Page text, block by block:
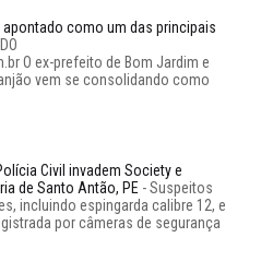
como um das principais
O ex-prefeito de Bom Jardim e
vem se consolidando como
Civil invadem Society e
de Santo Antão, PE -Suspeitos
incluindo espingarda calibre 12, e
por câmeras de segurança